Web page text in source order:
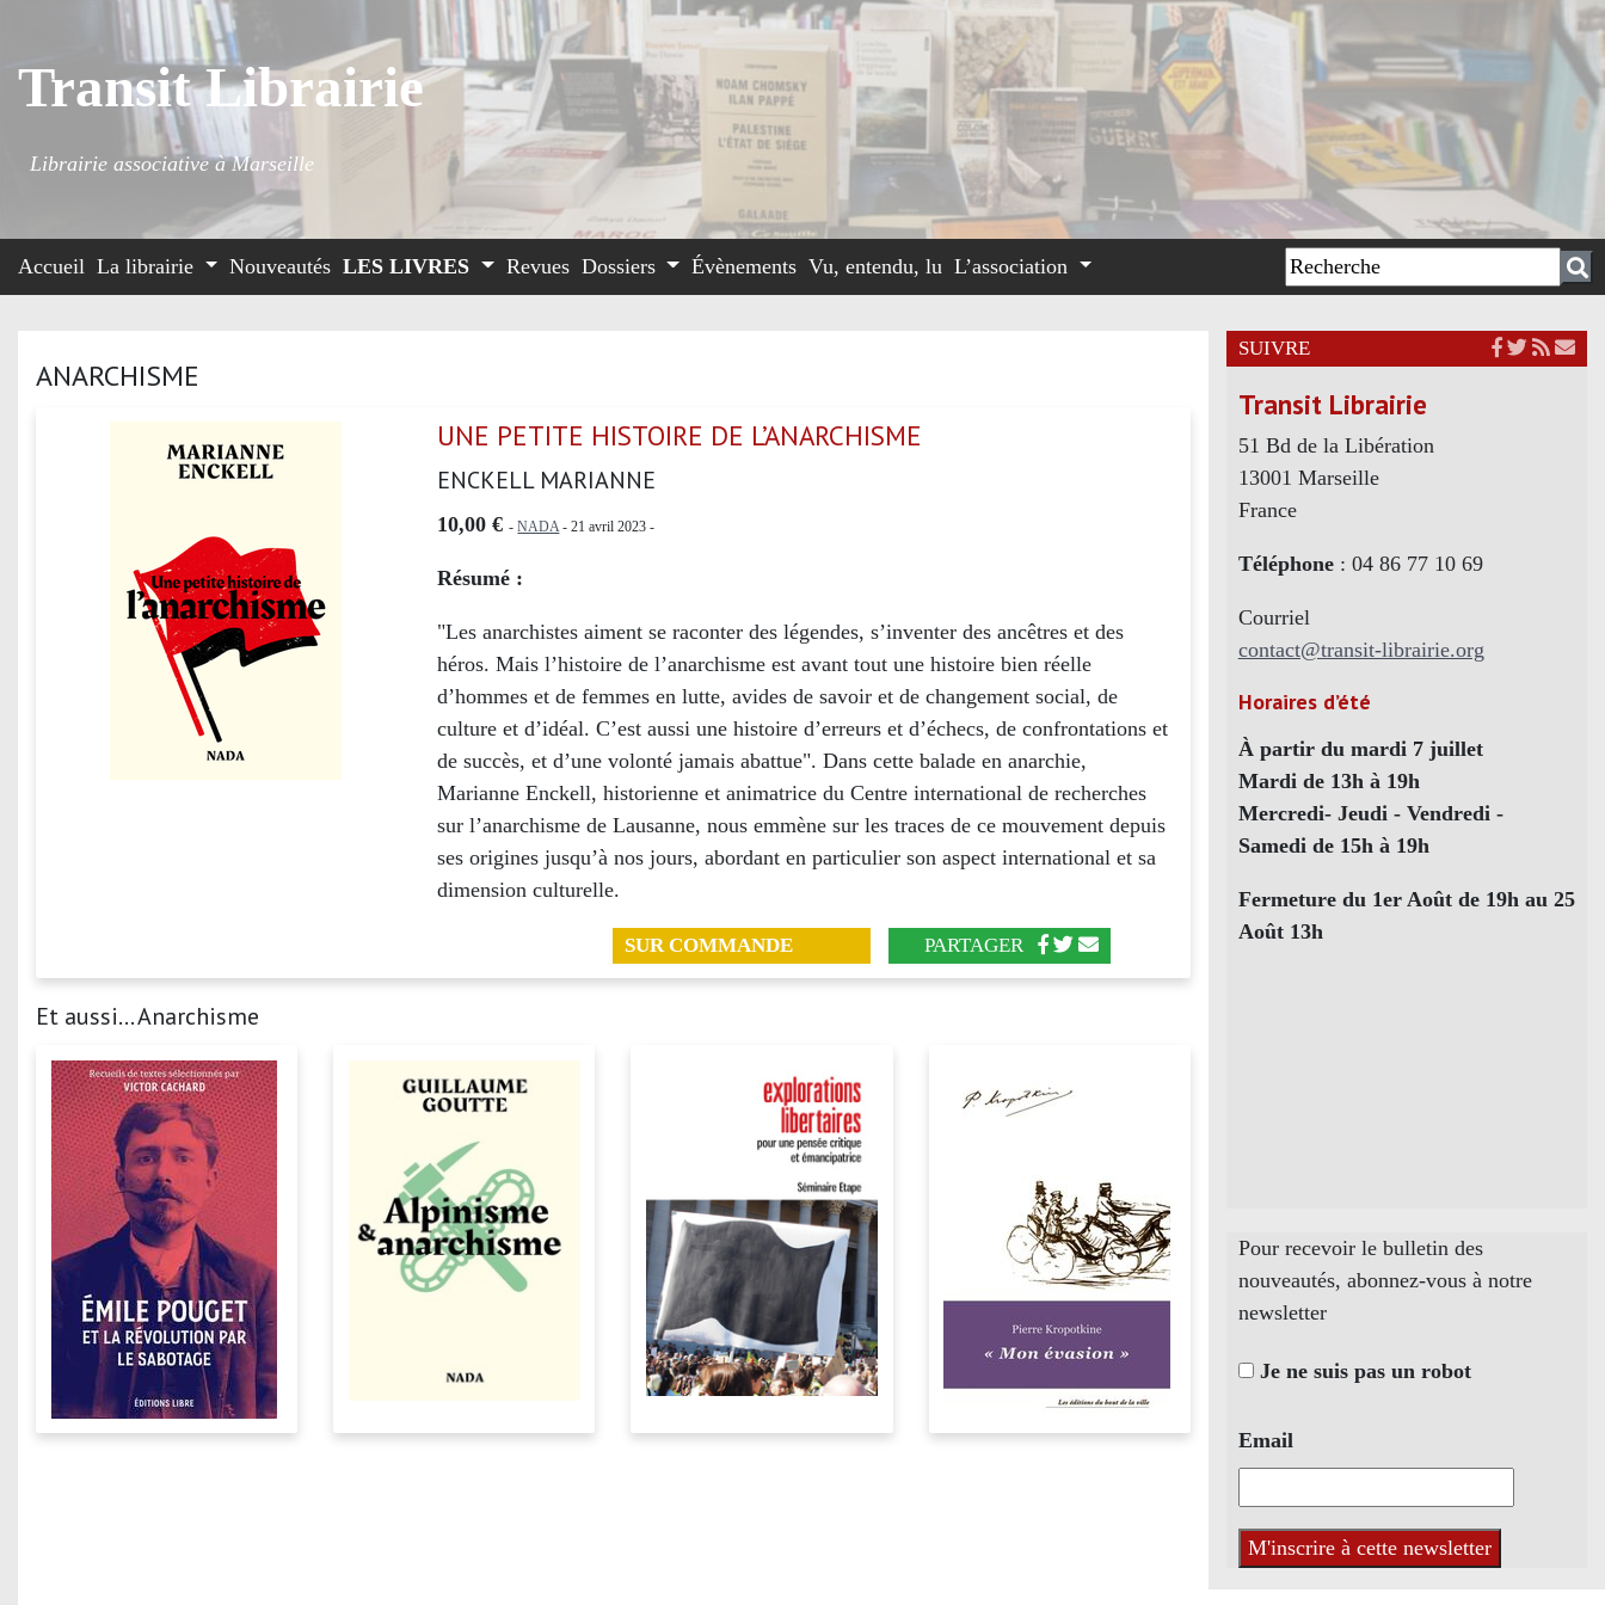
Transit Librairie
Librairie associative à Marseille
Accueil La librairie Nouveautés LES LIVRES Revues Dossiers Évènements Vu, entendu, lu L’association
ANARCHISME
UNE PETITE HISTOIRE DE L’ANARCHISME
ENCKELL MARIANNE
10,00 € -NADA - 21 avril 2023 -
Résumé :
"Les anarchistes aiment se raconter des légendes, s’inventer des ancêtres et des
héros. Mais l’histoire de l’anarchisme est avant tout une histoire bien réelle
d’hommes et de femmes en lutte, avides de savoir et de changement social, de
culture et d’idéal. C’est aussi une histoire d’erreurs et d’échecs, de confrontations et
de succès, et d’une volonté jamais abattue". Dans cette balade en anarchie,
Marianne Enckell, historienne et animatrice du Centre international de recherches
sur l’anarchisme de Lausanne, nous emmène sur les traces de ce mouvement depuis
ses origines jusqu’à nos jours, abordant en particulier son aspect international et sa
dimension culturelle.
SUR COMMANDE PARTAGER
Et aussi... Anarchisme
SUIVRE
Transit Librairie
51 Bd de la Libération
13001 Marseille
France
Téléphone: 04 86 77 10 69
Courriel
contact@transit-librairie.org
Horaires d’été
À partir du mardi 7 juillet
Mardi de 13h à 19h
Mercredi- Jeudi - Vendredi -
Samedi de 15h à 19h
Fermeture du 1er Août de 19h au 25
Août 13h
Pour recevoir le bulletin des
nouveautés, abonnez-vous à notre
newsletter
Je ne suis pas un robot
Email